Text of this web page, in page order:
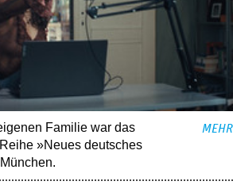
Familie war das
»Neues deutsches
MEHR